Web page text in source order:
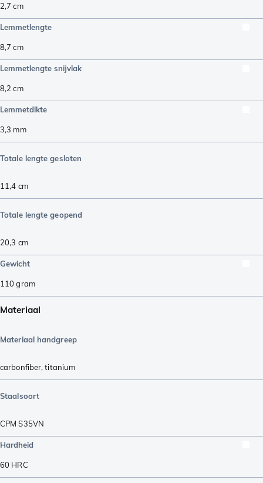
2,7 cm
Lemmetlengte
8,7 cm
Lemmetlengte snijvlak
8,2 cm
Lemmetdikte
3,3 mm
Totale lengte gesloten
11,4 cm
Totale lengte geopend
20,3 cm
Gewicht
110gram
Materiaal
Materiaal handgreep
carbonfiber,titanium
Staalsoort
CPM S35VN
Hardheid
60 HRC